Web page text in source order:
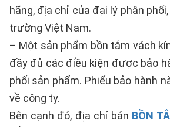
hãng, địa chỉ của đại lý phân
trường Việt Nam.
– Một sản phẩm bồn tắm vách
đầy đủ các điều kiện được bảo
phối sản phẩm. Phiếu bảo hành
về công ty.
Bên cạnh đó, địa chỉ bán BỒN